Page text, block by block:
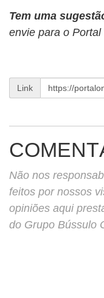
Tem uma
envie para o Portal
Link
Não nos
feitos por nossos
opiniões aqui
do Grupo Bússulo